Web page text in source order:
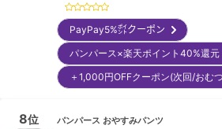
PayPay5%㌽クーポン
パンパース×楽天ポイント40%還
＋1,000円OFFクーポン(次回/お
8位 パンパース おやすみパンツ